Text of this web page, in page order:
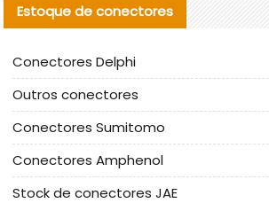
Estoque de conectores
Conectores Delphi
Outros conectores
Conectores Sumitomo
Conectores Amphenol
Stock de conectores JAE